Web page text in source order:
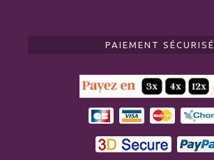
PAIEMENT SÉCURISÉ